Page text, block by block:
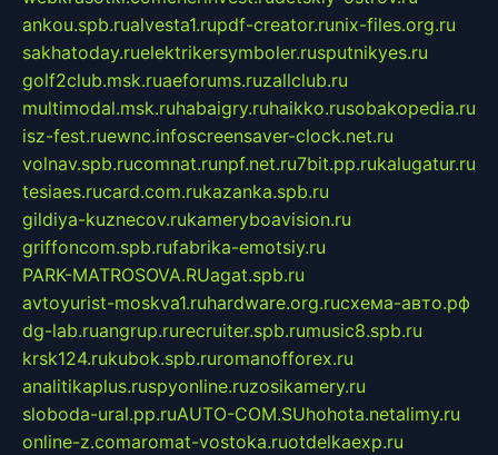
ankou.spb.rualvesta1.rupdf-creator.runix-files.org.ru
sakhatoday.ruelektrikersymboler.rusputnikyes.ru
golf2club.msk.ruaeforums.ruzallclub.ru
multimodal.msk.ruhabaigry.ruhaikko.rusobakopedia.ru
isz-fest.ruewnc.infoscreensaver-clock.net.ru
volnav.spb.rucomnat.runpf.net.ru7bit.pp.rukalugatur.ru
tesiaes.rucard.com.rukazanka.spb.ru
gildiya-kuznecov.rukameryboavision.ru
griffoncom.spb.rufabrika-emotsiy.ru
PARK-MATROSOVA.RUagat.spb.ru
avtoyurist-moskva1.ruhardware.org.ruсхема-авто.рф
dg-lab.ruangrup.rurecruiter.spb.rumusic8.spb.ru
krsk124.rukubok.spb.ruromanofforex.ru
analitikaplus.ruspyonline.ruzosikamery.ru
sloboda-ural.pp.ruAUTO-COM.SUhohota.netalimy.ru
online-z.comaromat-vostoka.ruotdelkaexp.ru